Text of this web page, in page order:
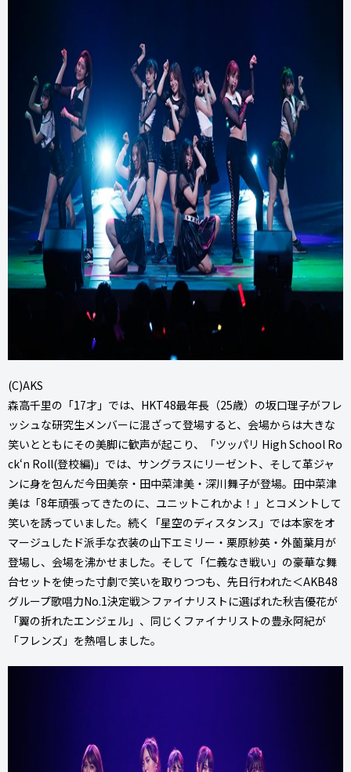
(C)AKS
森高千里の「17才」では、HKT48最年長（25歳）の坂口理子がフレ
ッシュな研究生メンバーに混ざって登場すると、会場からは大きな
笑いとともにその美脚に歓声が起こり、「ツッパリ High School Ro
ck‘n Roll(登校編)」では、サングラスにリーゼント、そして革ジャ
ンに身を包んだ今田美奈・田中菜津美・深川舞子が登場。田中菜津
美は「8年頑張ってきたのに、ユニットこれかよ！」とコメントして
笑いを誘っていました。続く「星空のディスタンス」では本家をオ
マージュしたド派手な衣装の山下エミリー・栗原紗英・外薗葉月が
登場し、会場を沸かせました。そして「仁義なき戦い」の豪華な舞
台セットを使った寸劇で笑いを取りつつも、先日行われた＜AKB48
グループ歌唱力No.1決定戦＞ファイナリストに選ばれた秋吉優花が
「翼の折れたエンジェル」、同じくファイナリストの豊永阿紀が
「フレンズ」を熱唱しました。